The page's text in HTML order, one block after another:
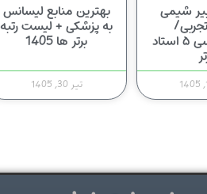
شیمی
ریاضی+بررسی ۵ استاد
بهترین منابع لیسانس
به پزشکی + لیست رتبه
برتر ها 1405
تیر 30, 1405